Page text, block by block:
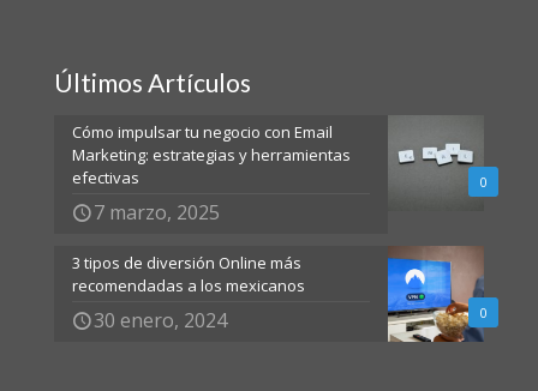
Últimos Artículos
0
Cómo impulsar tu negocio con Email
Marketing: estrategias y herramientas
efectivas
7 marzo, 2025
0
3 tipos de diversión Online más
recomendadas a los mexicanos
30 enero, 2024